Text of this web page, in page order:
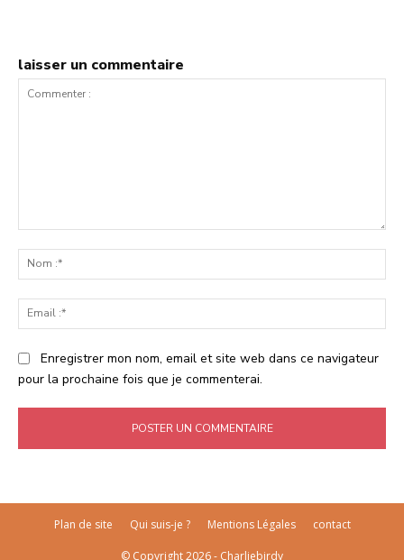
laisser un commentaire
:*
:*
Enregistrer mon nom, email et site web dans ce navigateur
pour la prochaine fois que je commenterai.
Plan de site Qui suis-je ? Mentions Légales contact
© Copyright 2026 - Charliebirdy